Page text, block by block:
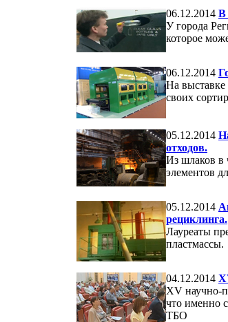
06.12.2014 В
У города
которое
06.12.2014
На выставке
своих
05.12.2014
отходов.
Из шлаков в
элементов
05.12.2014
рециклинга.
Лауреаты
пластмассы.
04.12.2014
XV научно-
что именно
ТБО